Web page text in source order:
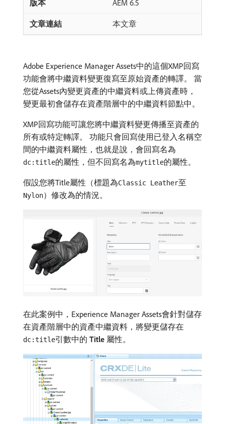
AEM 6.5
本文章
Adobe Experience Manager Assets中的這個XMP回寫
功能會將中繼資料變更復寫至原始資產的轉譯。 當
您從Assets內變更資產的中繼資料或上傳資產時，
變更最初會儲存在資產階層中的中繼資料節點中。
XMP回寫功能可讓您將中繼資料變更傳播至資產的
所有或特定轉譯。 功能只會回寫使用已登入名稱空
間的中繼資料屬性，也就是說，會回寫名為
dc:title的屬性，但不回寫名為mytitle的屬性。
假設您將Title屬性（標題為Classic Leather至
Nylon）修改為的情況。
在此案例中，Experience Manager Assets會針對儲存
在資產階層中的資產中繼資料，將變更儲存在
dc:title引數中的​ Title ​屬性。